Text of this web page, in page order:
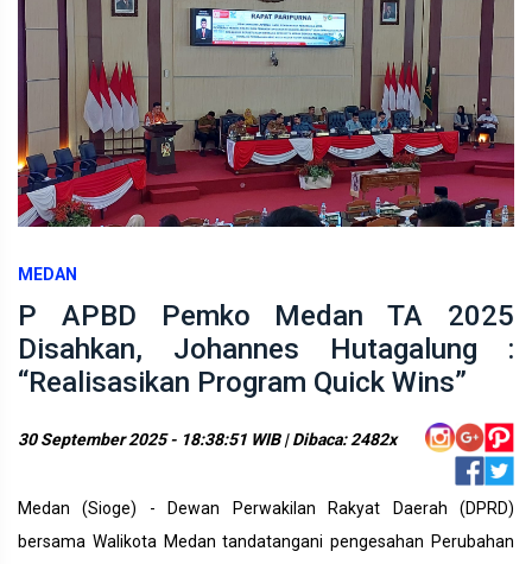
MEDAN
P APBD Pemko Medan TA 2025
Disahkan, Johannes Hutagalung :
“Realisasikan Program Quick Wins”
30 September 2025 - 18:38:51 WIB | Dibaca: 2482x
Medan (Sioge) - Dewan Perwakilan Rakyat Daerah (DPRD)
bersama Walikota Medan tandatangani pengesahan Perubahan